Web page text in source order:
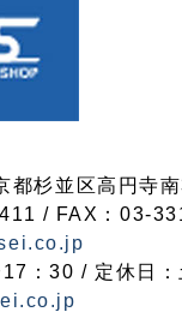
杉並区高円寺
/ FAX：03-
：30 / 定休日：